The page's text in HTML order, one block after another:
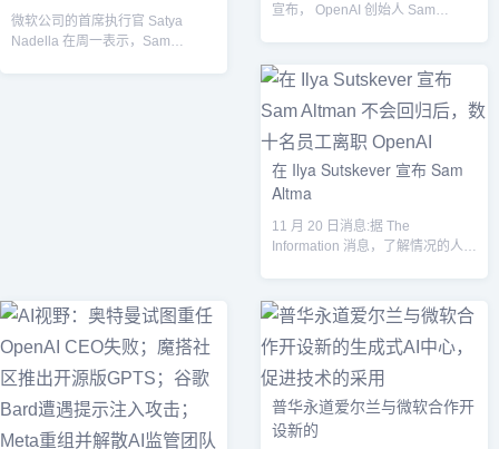
微软公司的首席执行官 Satya
Nadella 在周一表示，Sam
宣布， OpenAI 创始人 Sam
在 Ilya Sutskever 宣布 Sam
Altma
11 月 20 日消息:据 The
Information 消息，了解情况的人士
普华永道爱尔兰与微软合作开
设新的